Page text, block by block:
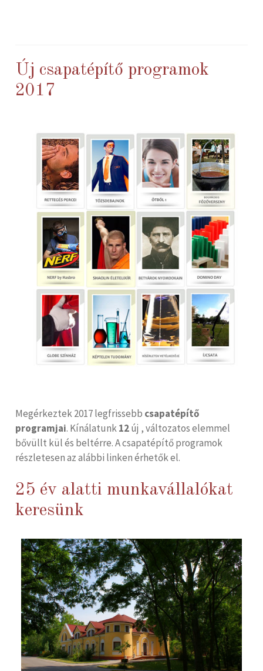
Új csapatépítő programok
2017
Megérkeztek 2017 legfrissebb csapatépítő
programjai. Kínálatunk12új , változatos elemmel
bővüllt kül és beltérre. A csapatépítő programok
részletesen az alábbi linken érhetők el.
25 év alatti munkavállalókat
keresünk